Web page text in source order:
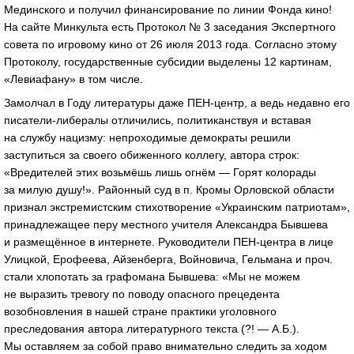
Мединского и получил финансирование по линии Фонда кино!
На сайте Минкульта есть Протокол № 3 заседания Экспертного
совета по игровому кино от 26 июля 2013 года. Согласно этому
Протоколу, государственные субсидии выделены 12 картинам,
«Левиафану» в том числе.
Замолчал в Году литературы даже ПЕН-центр, а ведь недавно его
писатели-либералы отличились, политиканствуя и вставая
на службу нацизму: непроходимые демократы решили
заступиться за своего обиженного коллегу, автора строк:
«Вредителей этих возьмёшь лишь огнём — Горят колорады
за милую душу!». Районный суд в п. Кромы Орловской области
признал экстремистским стихотворение «Украинским патриотам»,
принадлежащее перу местного учителя Александра Бывшева
и размещённое в интернете. Руководители ПЕН-центра в лице
Улицкой, Ерофеева, Айзенберга, Войновича, Гельмана и проч.
стали хлопотать за графомана Бывшева: «Мы не можем
не выразить тревогу по поводу опасного прецедента
возобновления в нашей стране практики уголовного
преследования автора литературного текста (?! — А.Б.).
Мы оставляем за собой право внимательно следить за ходом